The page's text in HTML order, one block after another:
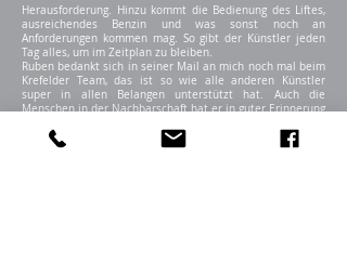
Herausforderung. Hinzu kommt die Bedienung des Liftes,
ausreichendes Benzin und was sonst noch an
Anforderungen kommen mag. So gibt der Künstler jeden
Tag alles, um im Zeitplan zu bleiben.
Ruben bedankt sich in seiner Mail an mich noch mal beim
Krefelder Team, das ist so wie alle anderen Künstler
super in allen Belangen unterstützt hat. Auch die
Menschen in der Nachbarschaft hat er in guter Erinnerung
Eimer Wasser holen, ist dort freundlich aufgenommen
worden und freute sich über jede Art der Kommunikation